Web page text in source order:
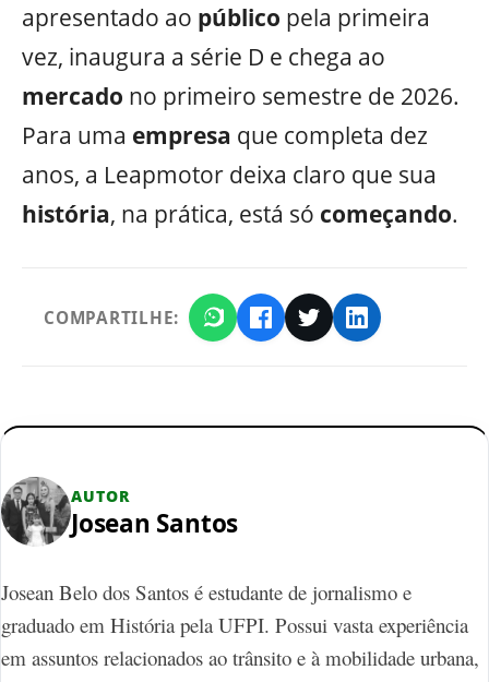
apresentado ao público pela primeira
vez, inaugura a série D e chega ao
mercado no primeiro semestre de 2026.
Para uma empresa que completa dez
anos, a Leapmotor deixa claro que sua
história, na prática, está só começando.
COMPARTILHE:
AUTOR
Josean Santos
Josean Belo dos Santos é estudante de jornalismo e
graduado em História pela UFPI. Possui vasta experiência
em assuntos relacionados ao trânsito e à mobilidade urbana,